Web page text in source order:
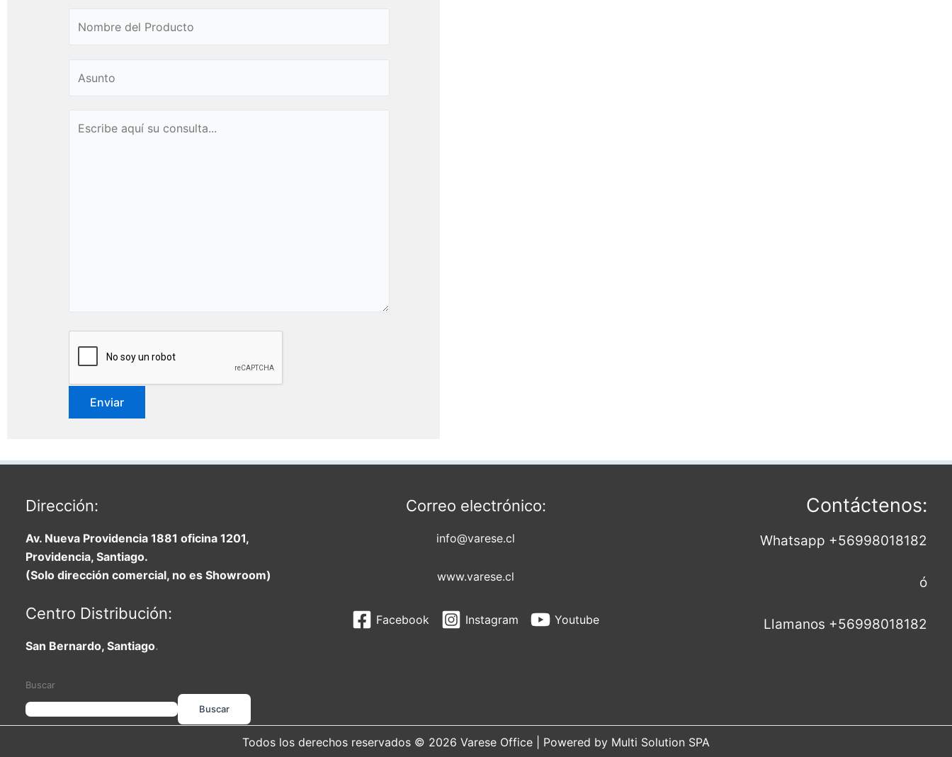
Dirección:
Av. Nueva Providencia 1881 oficina 1201,
Providencia, Santiago.
(Solo dirección comercial, no es Showroom)
Centro Distribución:
San Bernardo, Santiago.
Buscar
Buscar
Correo electrónico:
info@varese.cl
www.varese.cl
Facebook Instagram Youtube
Contáctenos:
Whatsapp +56998018182
ó
Llamanos +56998018182
Todos los derechos reservados © 2026 Varese Office | Powered by Multi Solution SPA